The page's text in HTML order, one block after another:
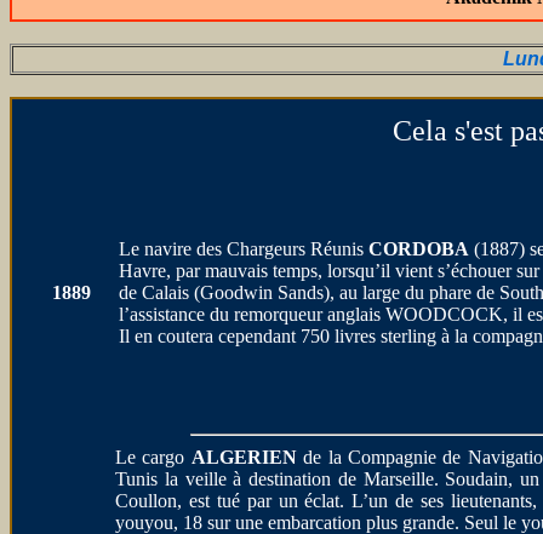
Cela s'est
1889
Le navire des Chargeurs Réunis CORDOBA (1887)
Havre, par mauvais temps, lorsqu’il vient s’échouer
de Calais (Goodwin Sands), au large du phare de
l’assistance du remorqueur anglais WOODCOCK, il
Il en coutera cependant 750 livres sterling à la
Le cargo ALGERIENde la Compagnie de
Tunis la veille à destination de Marseille. Soudain,
Coullon, est tué par un éclat. L’un de ses
youyou, 18 sur une embarcation plus grande. Seul le